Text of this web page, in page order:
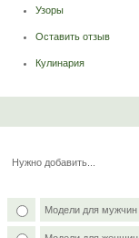
Узоры
Оставить отзыв
Кулинария
Нужно добавить...
Модели для мужчин